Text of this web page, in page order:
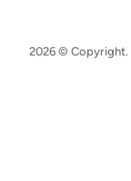
2026 © Copyright.